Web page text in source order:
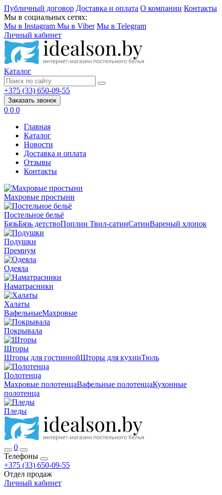
Публичный договор Доставка и оплата О компании Контакты
Мы в социальных сетях:
Мы в Instagram Мы в Viber Мы в Telegram
Личный кабинет
Каталог
+375 (33) 650-09-55
Заказать звонок
0 0 0
Главная
Каталог
Новости
Доставка и оплата
Отзывы
Контакты
Махровые простыни
Постельное бельё
БязьБязь детствоПоплин Твил-сатинСатинВареный хлопок
Подушки
Премиум
Одеяла
Наматрасники
Халаты
ВафельныеМахровые
Покрывала
Шторы
Шторы для гостиннойШторы для кухниТюль
Полотенца
Махровые полотенцаВафельные полотенцаКухонные
полотенца
Пледы
0
Телефоны
+375 (33) 650-09-55
Отдел продаж
Личный кабинет